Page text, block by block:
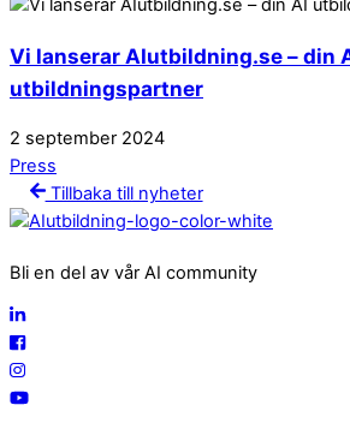
Vi lanserar AIutbildning.se – din
utbildningspartner
2 september 2024
Press
Tillbaka till nyheter
Bli en del av vår AI community